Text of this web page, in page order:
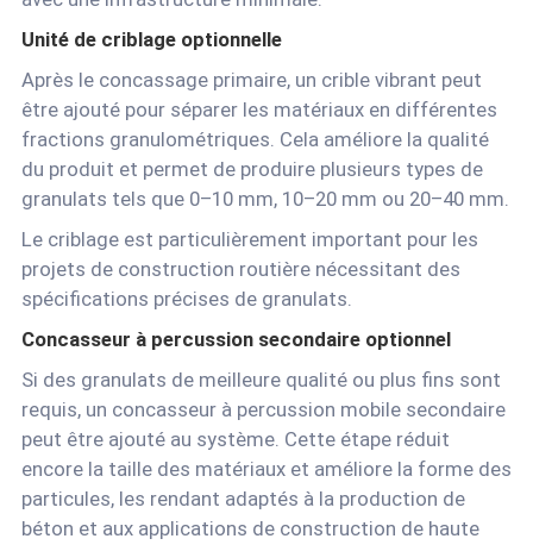
Unité de criblage optionnelle
Après le concassage primaire, un crible vibrant peut
être ajouté pour séparer les matériaux en différentes
fractions granulométriques. Cela améliore la qualité
du produit et permet de produire plusieurs types de
granulats tels que 0–10 mm, 10–20 mm ou 20–40 mm.
Le criblage est particulièrement important pour les
projets de construction routière nécessitant des
spécifications précises de granulats.
Concasseur à percussion secondaire optionnel
Si des granulats de meilleure qualité ou plus fins sont
requis, un concasseur à percussion mobile secondaire
peut être ajouté au système. Cette étape réduit
encore la taille des matériaux et améliore la forme des
particules, les rendant adaptés à la production de
béton et aux applications de construction de haute